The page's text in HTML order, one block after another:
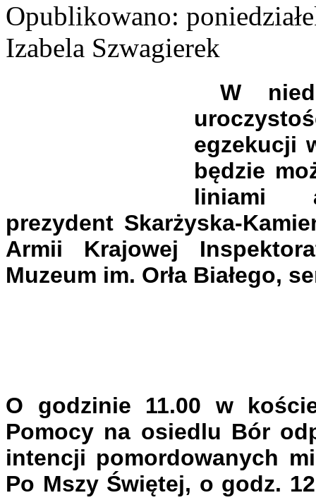
Opublikowano:
Izabela Szwagierek
W
egzekucji
będzie
liniami
prezydent Skarżyska-
Armii Krajowej
Muzeum im. Orła Białego,
O godzinie 11.00 w
Pomocy na osiedlu Bór
intencji pomordowanych
Po Mszy Świętej, o godz.